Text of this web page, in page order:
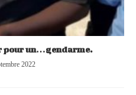
pour un…gendarme.
2022